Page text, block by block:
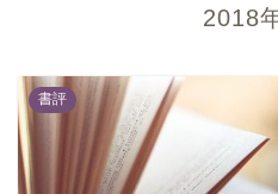
2018
書評